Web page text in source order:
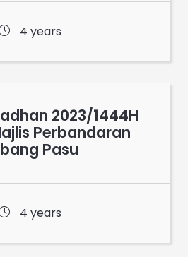
4 years
2023/1444H
Perbandaran
Pasu
4 years